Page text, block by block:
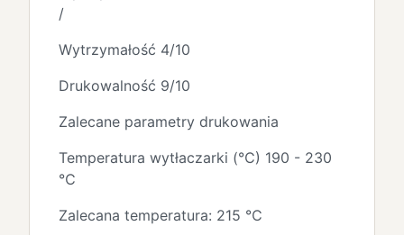
/
Wytrzymałość 4/10
Drukowalność 9/10
Zalecane parametry drukowania
Temperatura wytłaczarki (℃) 190 - 230
℃
Zalecana temperatura: 215 ℃